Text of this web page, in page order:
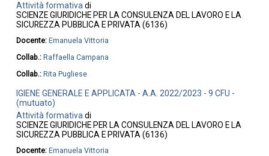
Attività formativadi
SCIENZE GIURIDICHE PER LA CONSULENZA DEL LAVORO E LA
SICUREZZA PUBBLICA E PRIVATA (6136)
Docente:Emanuela Vittoria
Collab.:Raffaella Campana
Collab.:Rita Pugliese
IGIENE GENERALE E APPLICATA - A.A. 2022/2023 - 9 CFU -
(mutuato)
Attività formativadi
SCIENZE GIURIDICHE PER LA CONSULENZA DEL LAVORO E LA
SICUREZZA PUBBLICA E PRIVATA (6136)
Docente:Emanuela Vittoria